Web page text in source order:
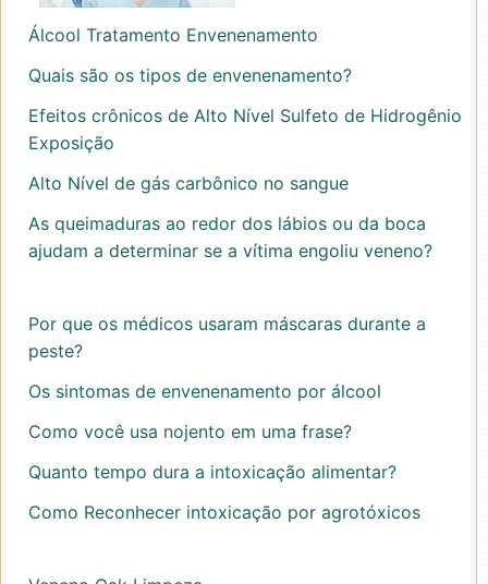
Álcool Tratamento Envenenamento
Quais são os tipos de envenenamento?
Efeitos crônicos de Alto Nível Sulfeto de Hidrogênio
Exposição
Alto Nível de gás carbônico no sangue
As queimaduras ao redor dos lábios ou da boca
ajudam a determinar se a vítima engoliu veneno?
Por que os médicos usaram máscaras durante a
peste?
Os sintomas de envenenamento por álcool
Como você usa nojento em uma frase?
Quanto tempo dura a intoxicação alimentar?
Como Reconhecer intoxicação por agrotóxicos